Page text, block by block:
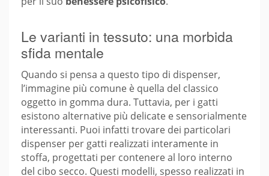
Le varianti in tessuto: una morbida
sfida mentale
Quando si pensa a questo tipo di dispenser,
l’immagine più comune è quella del classico
oggetto in gomma dura. Tuttavia, per i gatti
esistono alternative più delicate e sensorialmente
interessanti. Puoi infatti trovare dei particolari
dispenser per gatti realizzati interamente in
stoffa, progettati per contenere al loro interno
del cibo secco. Questi modelli, spesso realizzati in